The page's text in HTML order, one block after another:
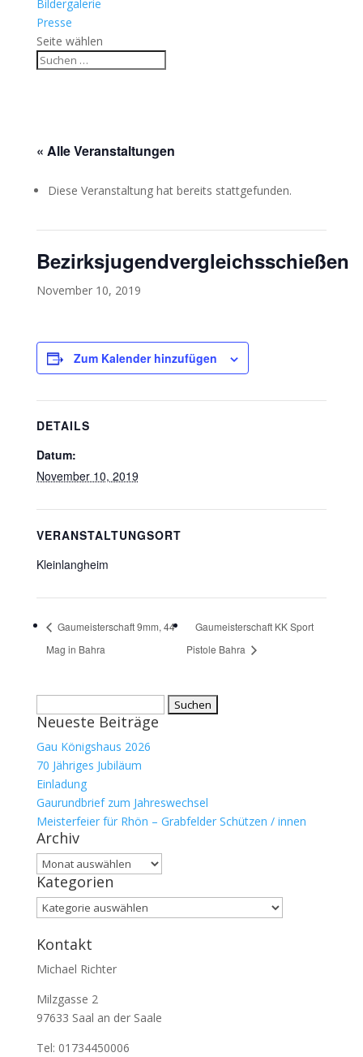
Bildergalerie
Presse
Seite wählen
« Alle Veranstaltungen
Diese Veranstaltung hat bereits stattgefunden.
Bezirksjugendvergleichsschießen
November 10, 2019
Zum Kalender hinzufügen
DETAILS
Datum:
November 10, 2019
VERANSTALTUNGSORT
Kleinlangheim
Gaumeisterschaft 9mm, 44
Mag in Bahra
Gaumeisterschaft KK Sport
Pistole Bahra
nach:
Neueste Beiträge
Gau Königshaus 2026
70 Jähriges Jubiläum
Einladung
Gaurundbrief zum Jahreswechsel
Meisterfeier für Rhön – Grabfelder Schützen / innen
Archiv
Archiv
Kategorien
Kategorien
Kontakt
Michael Richter
Milzgasse 2
97633 Saal an der Saale
Tel: 01734450006